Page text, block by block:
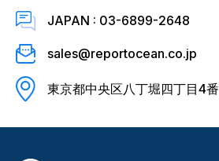
JAPAN : 03-6899-2648
sales@reportocean.co.jp
東京都中央区八丁堀四丁目4